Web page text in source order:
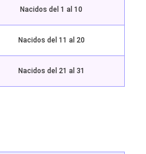
Nacidos del 1 al 10
Nacidos del 11 al 20
Nacidos del 21 al 31